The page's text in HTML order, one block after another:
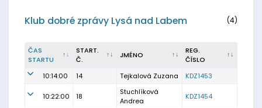
Klub dobré zprávy Lysá nad Labem (4)
ČAS
STARTU
START.
Č.
JMÉNO
REG.
ČÍSLO
10:14:00
14 Tejkalová Zuzana KDZ1453
10:22:00 18
Stuchlíková
Andrea
KDZ1454